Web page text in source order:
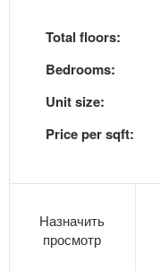
Total floors:
Bedrooms:
Unit size:
Price per sqft:
Назначить
просмотр